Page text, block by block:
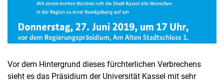
Vor dem Hintergrund dieses fürchterlichen Verbrechens
sieht es das Präsidium der Universität Kassel mit sehr